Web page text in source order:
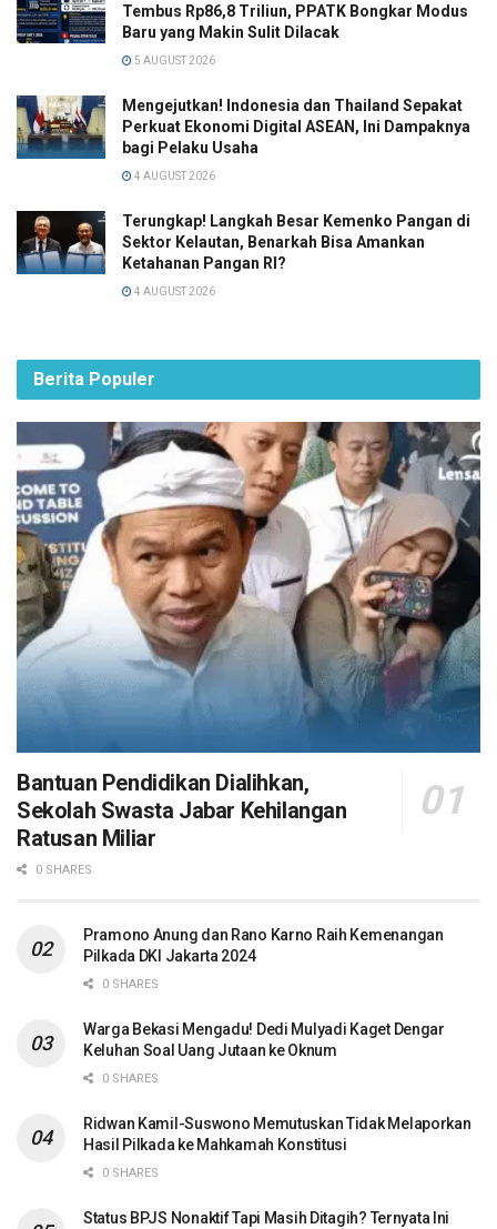
Tembus Rp86,8 Triliun, PPATK Bongkar Modus
Baru yang Makin Sulit Dilacak
5 AUGUST 2026
Mengejutkan! Indonesia dan Thailand Sepakat
Perkuat Ekonomi Digital ASEAN, Ini Dampaknya
bagi Pelaku Usaha
4 AUGUST 2026
Terungkap! Langkah Besar Kemenko Pangan di
Sektor Kelautan, Benarkah Bisa Amankan
Ketahanan Pangan RI?
4 AUGUST 2026
Berita Populer
Bantuan Pendidikan Dialihkan,
Sekolah Swasta Jabar Kehilangan
Ratusan Miliar
0 SHARES
Pramono Anung dan Rano Karno Raih Kemenangan
Pilkada DKI Jakarta 2024
0 SHARES
Warga Bekasi Mengadu! Dedi Mulyadi Kaget Dengar
Keluhan Soal Uang Jutaan ke Oknum
0 SHARES
Ridwan Kamil-Suswono Memutuskan Tidak Melaporkan
Hasil Pilkada ke Mahkamah Konstitusi
0 SHARES
Status BPJS Nonaktif Tapi Masih Ditagih? Ternyata Ini